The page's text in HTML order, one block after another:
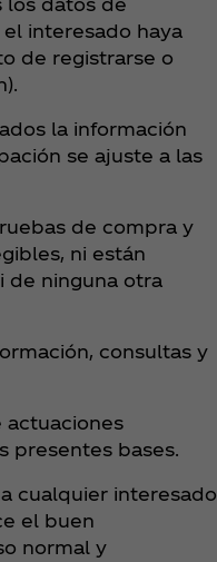
los datos de
interesado haya
de registrarse o
la información
se ajuste a las
de compra y
ni están
de ninguna otra
consultas y
presentes bases.
cualquier interesado
el buen
normal y